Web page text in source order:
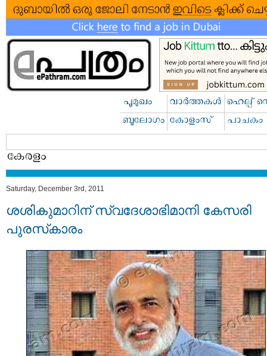
Saturday, December 3rd, 2011
ശശികുമാറിന് സ്വദേശാഭിമാനി കേസരി
പുരസ്‌കാരം